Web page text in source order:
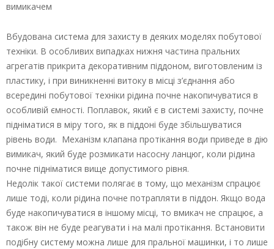
вимикачем
Вбудована система для захисту в деяких моделях побутової
техніки. В особливих випадках нижня частина пральних
агрегатів прикрита декоративним піддоном, виготовленим із
пластику, і при виникненні витоку в місці з’єднання або
всередині побутової техніки рідина почне накопичуватися в
особливій ємності. Поплавок, який є в системі захисту, почне
підніматися в міру того, як в піддоні буде збільшуватися
рівень води. Механізм клапана протікання води приведе в дію
вимикач, який буде розмикати насосну ланцюг, коли рідина
почне підніматися вище допустимого рівня.
Недолік такої системи полягає в тому, що механізм спрацює
лише тоді, коли рідина почне потрапляти в піддон. Якщо вода
буде накопичуватися в іншому місці, то вмикач не спрацює, а
також він не буде реагувати і на малі протікання. Встановити
подібну систему можна лише для пральної машинки, і то лише